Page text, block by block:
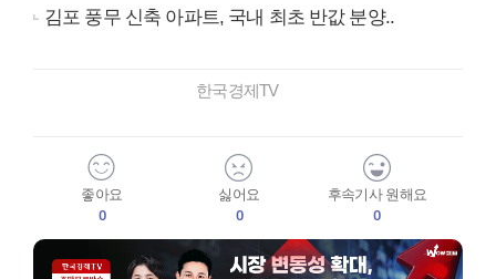
김포 풍무 신축 아파트, 국내 최초 반값 분양..
한국경제TV
좋아요
0
싫어요
0
후속기사 원해요
0